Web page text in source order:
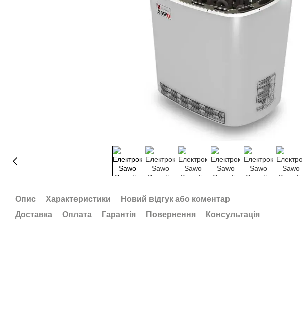
Опис Характеристики
Новий відгук або коментар
Доставка
Оплата Гарантія Повернення Консультація